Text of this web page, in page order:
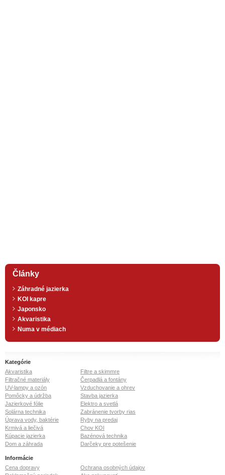
Články
Záhradné jazierka
KOI kapre
Japonsko
Akvaristika
Numa v médiach
Kategórie
Akvaristika
Filtre a skimmre
Filtračné materiály
Čerpadlá a fontány
UV-lampy a ozón
Vzduchovanie a ohrev
Pomôcky a údržba
Stavba jazierka
Jazierkové fólie
Elektro a svetlá
Solárna technika
Zabránenie tvorby rias
Úprava vody, baktérie
Ryby na predaj
Krmivá a liečivá
Chov KOI
Kúpacie jazierka
Bazénová technika
Dom a záhrada
Darčeky pre potešenie
Informácie
Cena dopravy
Ochrana osobných údajov